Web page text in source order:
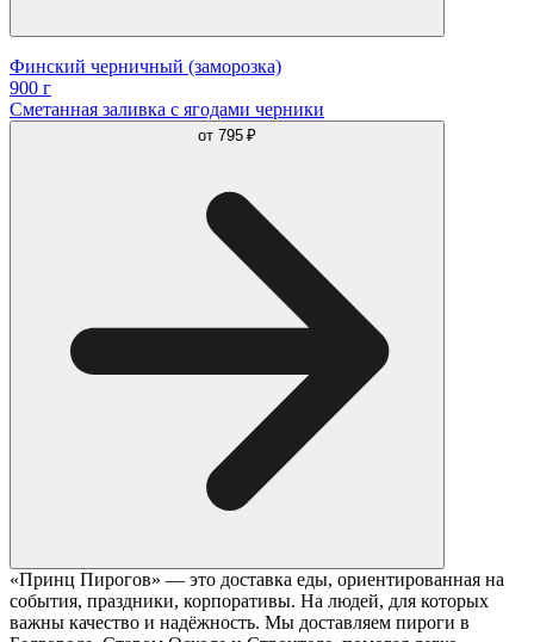
Финский черничный (заморозка)
900 г
Сметанная заливка с ягодами черники
от 795 ₽
«Принц Пирогов» — это доставка еды, ориентированная на
события, праздники, корпоративы. На людей, для которых
важны качество и надёжность. Мы доставляем пироги в